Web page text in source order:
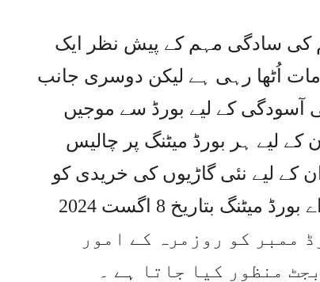
کی سادگی مہم کے پیش نظر ایک
اُٹھا رہی ہے لیکن دوسری جانب
آسودگی کے لیے بورڈ سے موجیں
کے لیے ہر بورڈ میٹنگ پر چالیس
کے لیے نئی گاڑیوں کی خریدی کو
عمل میں لایا گیا جب دل نا بھرا تو سی ڈی اے بورڈ میٹنگ بتاریخ 8 اگست 2024
ممبر کو روزمرہ کے امور
منظور کیا جاتا ہے ۔